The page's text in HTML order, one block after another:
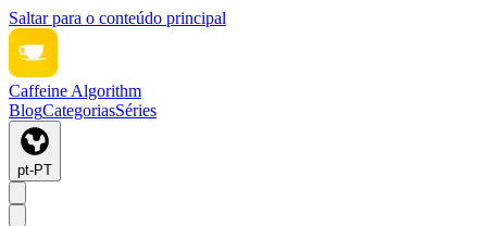
Saltar para o conteúdo principal
Caffeine Algorithm
BlogCategoriasSéries
pt-PT